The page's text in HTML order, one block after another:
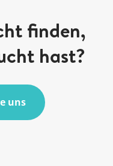
finden,
hast?
uns